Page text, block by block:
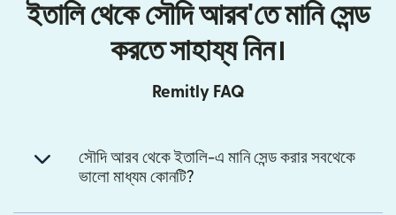
ইতালি থেকে সৌদি আরব'তে মানি সেন্ড
করতে সাহায্য নিন।
Remitly FAQ
সৌদি আরব থেকে ইতালি-এ মানি সেন্ড করার সবথেকে
ভালো মাধ্যম কোনটি?